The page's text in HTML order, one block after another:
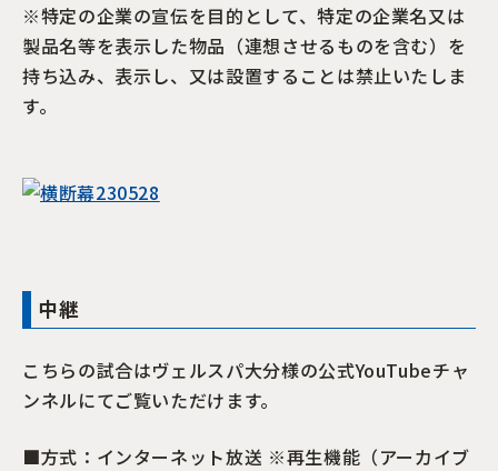
※特定の企業の宣伝を目的として、特定の企業名又は
製品名等を表示した物品（連想させるものを含む）を
持ち込み、表示し、又は設置することは禁止いたしま
す。
中継
こちらの試合はヴェルスパ大分様の公式YouTubeチャ
ンネルにてご覧いただけます。
■方式：インターネット放送 ※再生機能（アーカイブ